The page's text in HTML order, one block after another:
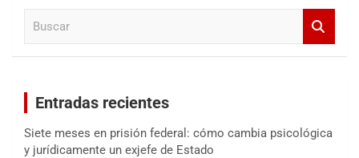
Entradas recientes
Siete meses en prisión federal: cómo cambia psicológica
y jurídicamente un exjefe de Estado